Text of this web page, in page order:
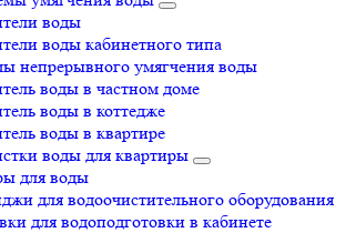
воды
воды кабинетного типа
непрерывного умягчения воды
воды в частном доме
воды в коттедже
воды в квартире
воды для квартиры
для воды
для водоочистительного оборудования
для водоподготовки в кабинете